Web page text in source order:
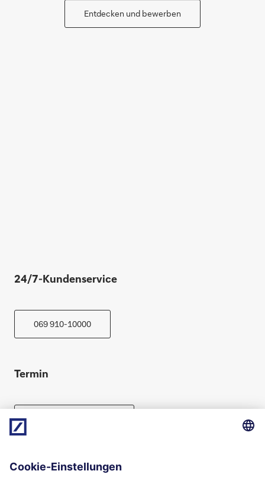
Entdecken und bewerben
24/7-Kundenservice
069 910-10000
Termin
Folgen Sie uns